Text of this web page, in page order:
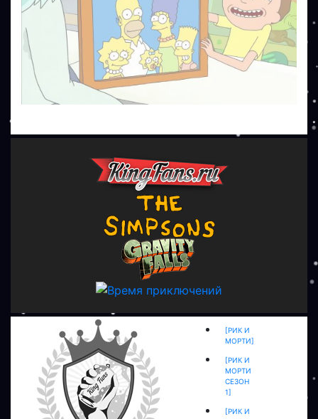
[РИК И
МОРТИ]
[РИК И
МОРТИ
СЕЗОН
1]
[РИК И